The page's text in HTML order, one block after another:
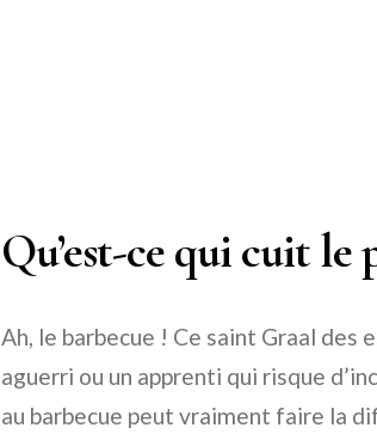
Qu’est-ce qui cuit le
Ah, le barbecue ! Ce saint Graal
aguerri ou un apprenti qui risque
au barbecue peut vraiment faire la